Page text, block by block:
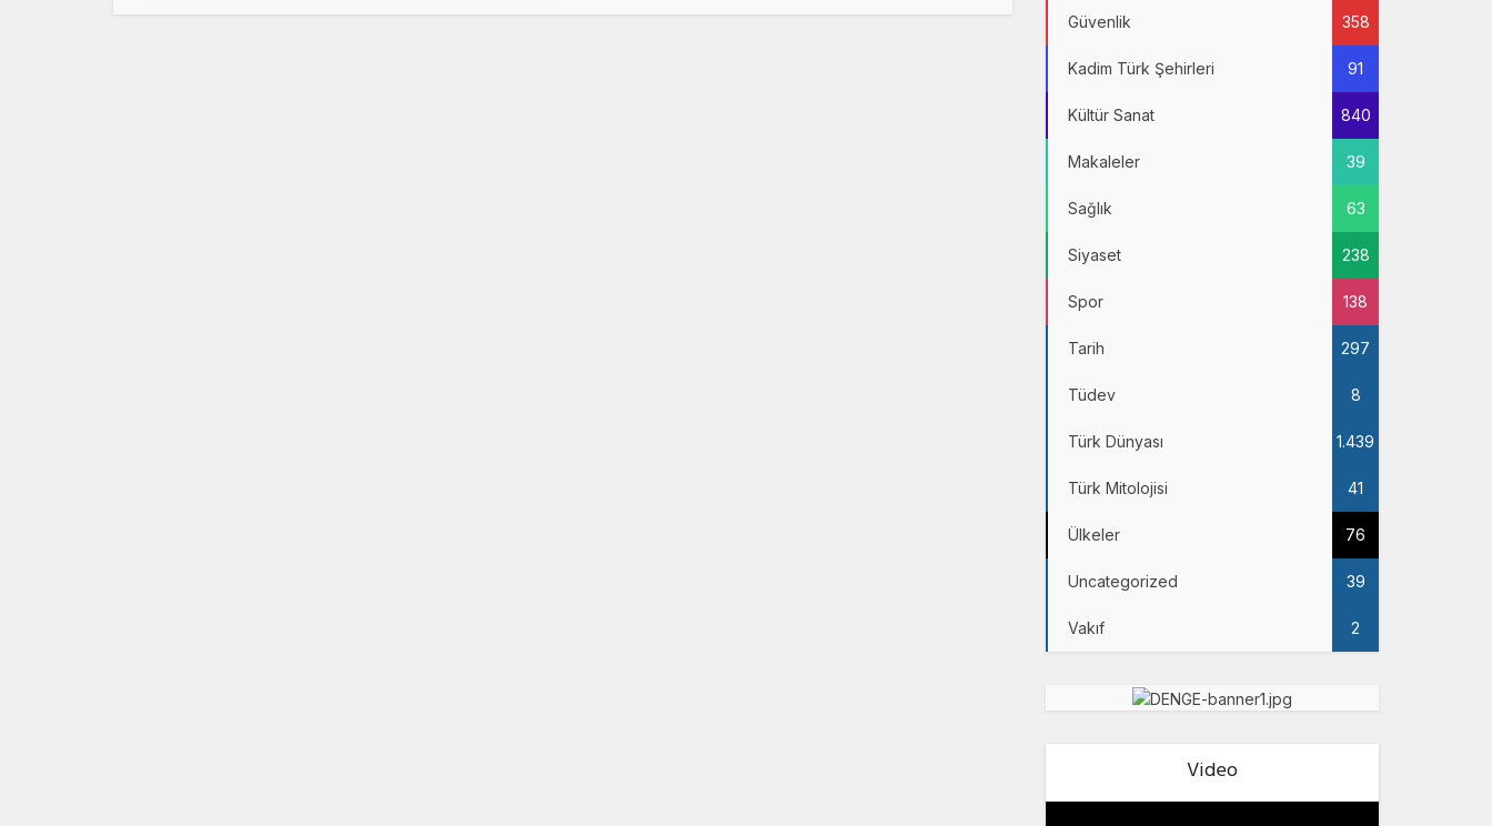
Güvenlik 358
Kadim Türk Şehirleri 91
Kültür Sanat 840
Makaleler 39
Sağlık 63
Siyaset 238
Spor 138
Tarih 297
Tüdev 8
Türk Dünyası 1.439
Türk Mitolojisi 41
Ülkeler 76
Uncategorized 39
Vakıf 2
Video